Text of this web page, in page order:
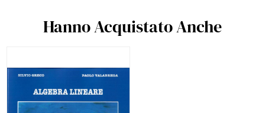
Hanno Acquistato Anche